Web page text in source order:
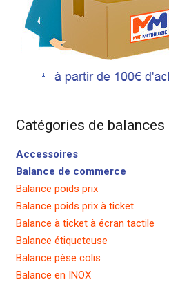
Catégories de balances
Accessoires
Balance de commerce
Balance poids prix
Balance poids prix à ticket
Balance à ticket à écran tactile
Balance étiqueteuse
Balance pèse colis
Balance en INOX